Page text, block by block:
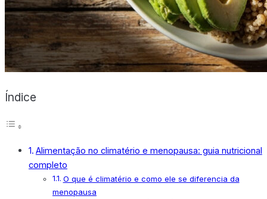
X
Índice
Alimentação no climatério e menopausa: guia nutricional
completo
O que é climatério e como ele se diferencia da
menopausa